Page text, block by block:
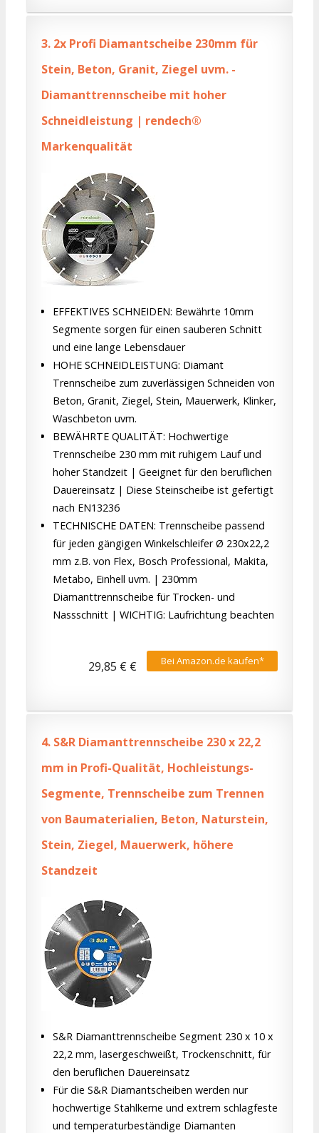
3. 2x Profi Diamantscheibe 230mm für
Stein, Beton, Granit, Ziegel uvm. -
Diamanttrennscheibe mit hoher
Schneidleistung | rendech®
Markenqualität
EFFEKTIVES SCHNEIDEN: Bewährte 10mm
Segmente sorgen für einen sauberen Schnitt
und eine lange Lebensdauer
HOHE SCHNEIDLEISTUNG: Diamant
Trennscheibe zum zuverlässigen Schneiden von
Beton, Granit, Ziegel, Stein, Mauerwerk, Klinker,
Waschbeton uvm.
BEWÄHRTE QUALITÄT: Hochwertige
Trennscheibe 230 mm mit ruhigem Lauf und
hoher Standzeit | Geeignet für den beruflichen
Dauereinsatz | Diese Steinscheibe ist gefertigt
nach EN13236
TECHNISCHE DATEN: Trennscheibe passend
für jeden gängigen Winkelschleifer Ø 230x22,2
mm z.B. von Flex, Bosch Professional, Makita,
Metabo, Einhell uvm. | 230mm
Diamanttrennscheibe für Trocken- und
Nassschnitt | WICHTIG: Laufrichtung beachten
Bei Amazon.de kaufen*
29,85 € €
4. S&R Diamanttrennscheibe 230 x 22,2
mm in Profi-Qualität, Hochleistungs-
Segmente, Trennscheibe zum Trennen
von Baumaterialien, Beton, Naturstein,
Stein, Ziegel, Mauerwerk, höhere
Standzeit
S&R Diamanttrennscheibe Segment 230 x 10 x
22,2 mm, lasergeschweißt, Trockenschnitt, für
den beruflichen Dauereinsatz
Für die S&R Diamantscheiben werden nur
hochwertige Stahlkerne und extrem schlagfeste
und temperaturbeständige Diamanten